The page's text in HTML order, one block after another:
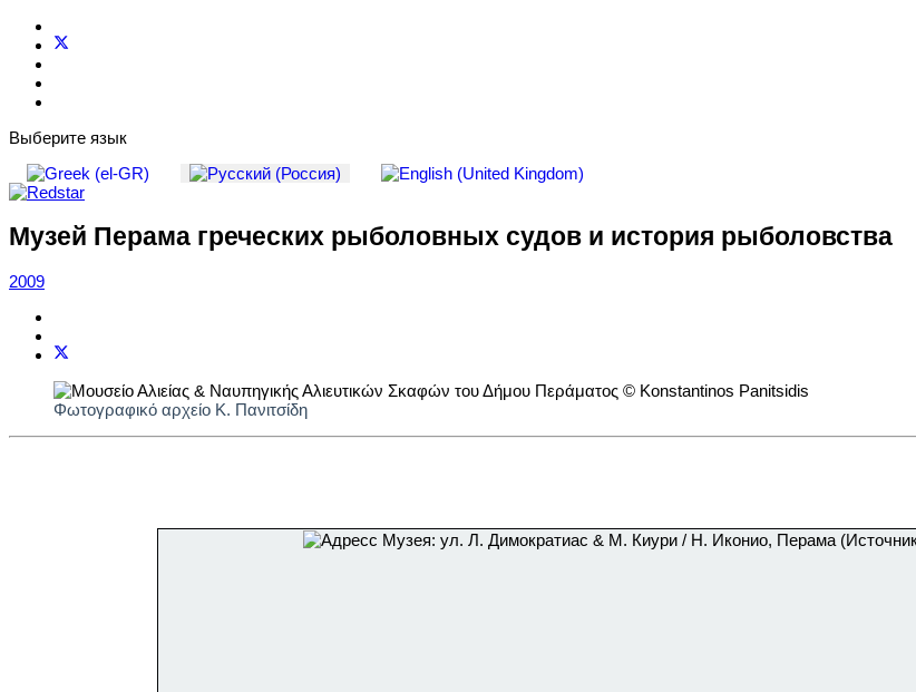
Выберите язык
Музей Перама греческих рыболовных судов и история рыболовства
2009
Φωτογραφικό αρχείο Κ. Πανιτσίδη